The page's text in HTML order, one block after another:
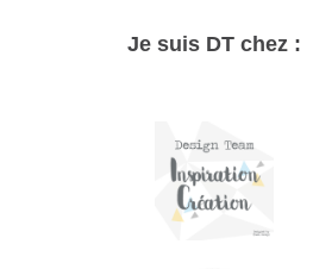
Je suis DT chez :